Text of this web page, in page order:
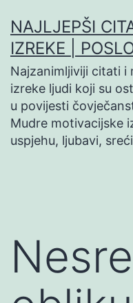
na
sadržaj
NAJLJEPŠI
IZREKE |
Najzanimljiviji citati i
izreke ljudi koji su
u povijesti
Mudre motivacijske
uspjehu, ljubavi,